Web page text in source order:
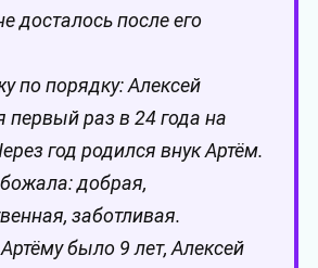
досталось после его
по порядку: Алексей
первый раз в 24 года на
год родился внук Артём.
добрая,
заботливая.
было 9 лет, Алексей